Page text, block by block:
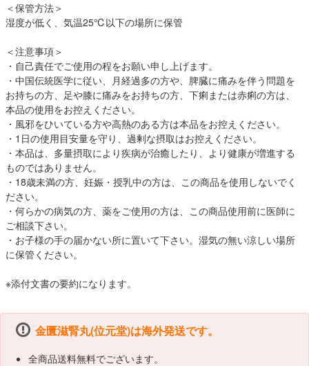
＜保管方法＞
湿度が低く、気温25℃以下の場所に保管
＜注意事項＞
・自己責任でご使用の程をお願い申し上げます。
・中国伝統医学に従い、月経過多の方や、脾臓に痛みを伴う問題を
お持ちの方、足や膝に痛みをお持ちの方、下痢または赤痢の方は、
本品の使用をお控えください。
・風邪をひいている方や高熱のある方は本品をお控えください。
・1日の使用目安量を守り、過剰な摂取はお控えください。
・本品は、多量摂取により疾病が治癒したり、より健康が増進する
ものではありません。
・18歳未満の方、妊娠・授乳中の方は、この商品を使用しないでく
ださい。
・何らかの病気の方、薬をご使用の方は、この商品使用前に医師に
ご相談下さい。
・お子様の手の届かない所に置いて下さい。湿気の無い涼しい場所
に保管ください。
※添付文書の要約になります。
金匱滋腎丸(位元堂)は海外発送です。
全商品送料無料でございます。